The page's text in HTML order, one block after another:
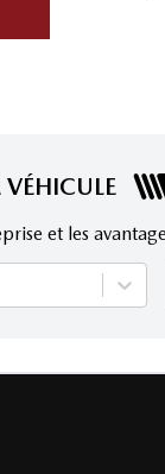
et les